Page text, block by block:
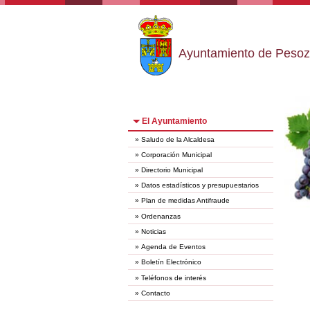
Ayuntamiento de Pesoz
El Ayuntamiento
» Saludo de la Alcaldesa
» Corporación Municipal
» Directorio Municipal
» Datos estadísticos y presupuestarios
» Plan de medidas Antifraude
» Ordenanzas
» Noticias
» Agenda de Eventos
» Boletín Electrónico
» Teléfonos de interés
» Contacto